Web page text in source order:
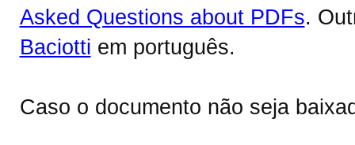
Asked Questions about PDFs.
Baciotti em português.
Caso o documento não seja